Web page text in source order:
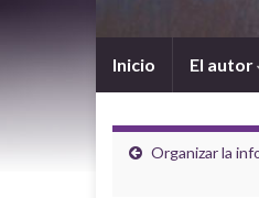
Inicio El autor
Organizar la